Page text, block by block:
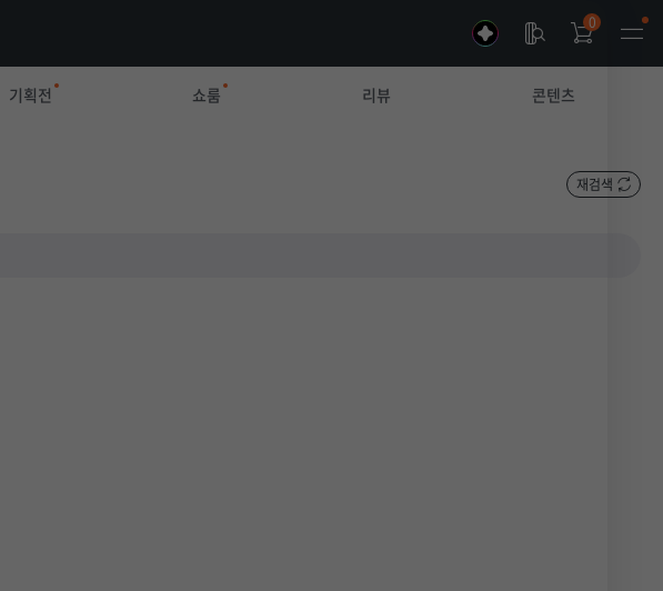
0
기획전 쇼룸 리뷰 콘텐츠
재검색